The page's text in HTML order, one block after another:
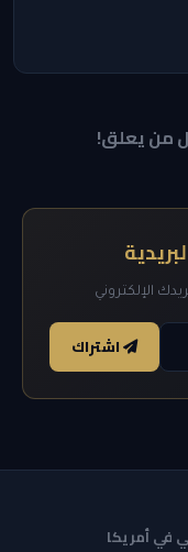
من يعلق!
الإلكتروني
اشتراك
في أمريكا